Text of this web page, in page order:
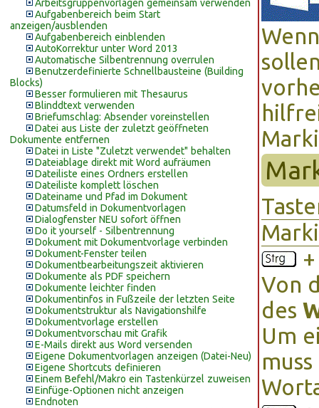
Arbeitsgruppenvorlagen gemeinsam verwenden
Aufgabenbereich beim Start
anzeigen/ausblenden
Aufgabenbereich einblenden
AutoKorrektur unter Word 2013
Automatische Silbentrennung overrulen
Benutzerdefinierte Schnellbausteine (Building
Blocks)
Besser formulieren mit Thesaurus
Blinddtext verwenden
Briefumschlag: Absender voreinstellen
Datei aus Liste der zuletzt geöffneten
Dokumente entfernen
Datei in Liste "Zuletzt verwendet" behalten
Dateiablage direkt mit Word aufräumen
Dateiliste eines Ordners erstellen
Dateiliste komplett löschen
Dateiname und Pfad im Dokument
Datumsfeld in Dokumentvorlagen
Dialogfenster NEU sofort öffnen
Do it yourself - Silbentrennung
Dokument mit Dokumentvorlage verbinden
Dokument-Fenster teilen
Dokumentbearbeitungszeit aktivieren
Dokumente als PDF speichern
Dokumente leichter finden
Dokumentinfos in Fußzeile der letzten Seite
Dokumentstruktur als Navigationshilfe
Dokumentvorlage erstellen
Dokumentvorschau mit Grafik
E-Mails direkt aus Word versenden
Eigene Dokumentvorlagen anzeigen (Datei-Neu)
Eigene Shortcuts definieren
Einem Befehl/Makro ein Tastenkürzel zuweisen
Einfüge-Optionen nicht anzeigen
Endnoten
Von
des
Um